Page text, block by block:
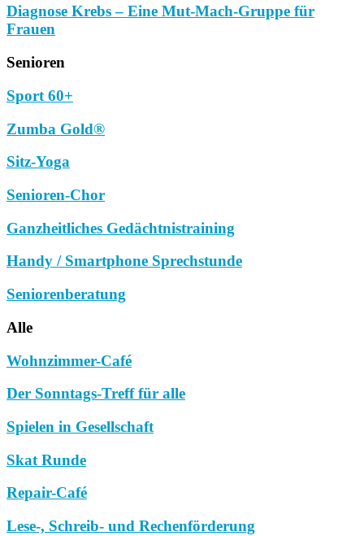
Diagnose Krebs – Eine Mut-Mach-Gruppe für
Frauen
Senioren
Sport 60+
Zumba Gold®
Sitz-Yoga
Senioren-Chor
Ganzheitliches Gedächtnistraining
Handy / Smartphone Sprechstunde
Seniorenberatung
Alle
Wohnzimmer-Café
Der Sonntags-Treff für alle
Spielen in Gesellschaft
Skat Runde
Repair-Café
Lese-, Schreib- und Rechenförderung